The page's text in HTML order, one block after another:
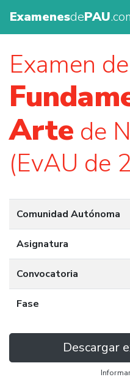
ExamenesdePAU
Examen de
Arte de
(EvAU de
Comunidad Autónoma
Asignatura
Convocatoria
Fase
Descargar